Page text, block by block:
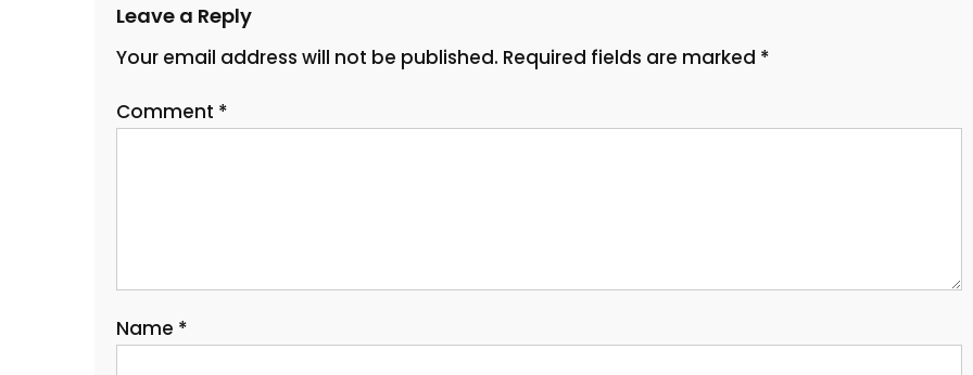
Leave a Reply
Your email address will not be published. Required fields are marked *
Comment *
Name *